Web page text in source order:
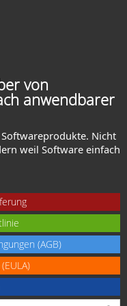
von
anwendbarer
Nicht
weil Software einfach
(AGB)